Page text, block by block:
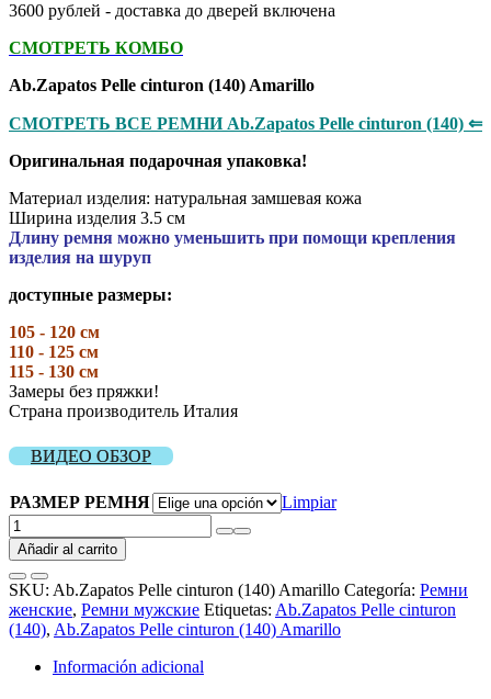
3600 рублей - доставка до дверей включена
СМОТРЕТЬ КОМБО
Ab.Zapatos Pelle cinturon (140) Amarillo
СМОТРЕТЬ ВСЕ РЕМНИ Ab.Zapatos Pelle cinturon (140) ⇐
Оригинальная подарочная упаковка!
Материал изделия: натуральная замшевая кожа
Ширина изделия 3.5 см
Длину ремня можно уменьшить при помощи крепления
изделия на шуруп
доступные размеры:
105 - 120 см
110 - 125 см
115 - 130 см
Замеры без пряжки!
Страна производитель Италия
ВИДЕО ОБЗОР
РАЗМЕР РЕМНЯ
Limpiar
Ab.Zapatos
Pelle
cinturon
(140)
Amarillo
cantidad
Añadir al carrito
SKU: Ab.Zapatos Pelle cinturon (140) Amarillo Categoría: Ремни
женские, Ремни мужские Etiquetas: Ab.Zapatos Pelle cinturon
(140), Ab.Zapatos Pelle cinturon (140) Amarillo
Información adicional